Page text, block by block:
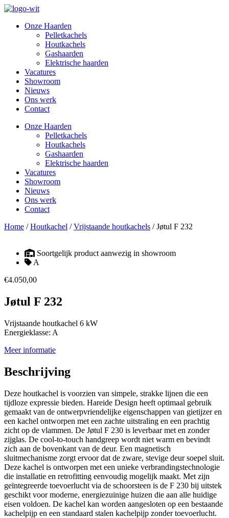
Onze Haarden
Pelletkachels
Houtkachels
Gashaarden
Elektrische haarden
Vacatures
Showroom
Nieuws
Ons werk
Contact
Onze Haarden
Pelletkachels
Houtkachels
Gashaarden
Elektrische haarden
Vacatures
Showroom
Nieuws
Ons werk
Contact
Home /Houtkachel /Vrijstaande houtkachels / Jøtul F 232
Soortgelijk product aanwezig in showroom
A
€4.050,00
Jøtul F 232
Vrijstaande houtkachel 6 kW
Energieklasse: A
Meer informatie
Beschrijving
Deze houtkachel is voorzien van simpele, strakke lijnen die een
tijdloze expressie bieden. Hareide Design heeft optimaal gebruik
gemaakt van de ontwerpvriendelijke eigenschappen van gietijzer en
een kachel ontworpen met een zachte uitstraling en een prachtig
zicht op de vlammen. De Jøtul F 230 is leverbaar met en zonder
zijglas. De cool-to-touch handgreep wordt niet warm en bevindt
zich aan de bovenkant van de deur. Een magnetisch
sluitmechanisme zorgt ervoor dat de zware, stevige deur soepel sluit.
Deze kachel is ontworpen met een unieke verbrandingstechnologie
die installatie en retrofitting eenvoudig mogelijk maakt. Met zijn
geïntegreerde toevoerlucht via de schoorsteen is de F 230 bij uitstek
geschikt voor moderne, energiezuinige huizen die aan alle huidige
eisen voldoen. De kachel kan worden aangesloten op een bestaande
kachelpijp en een standaard stalen kachelpijp zonder toevoerlucht.